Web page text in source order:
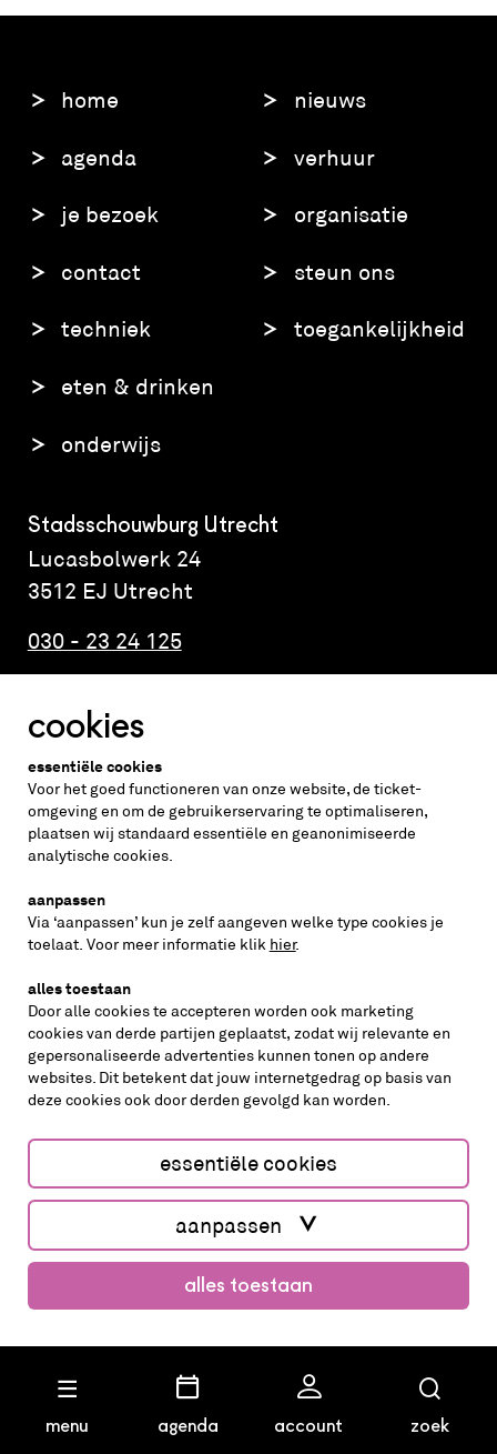
menu agenda account zoek
home
agenda
je bezoek
contact
techniek
eten & drinken
onderwijs
nieuws
verhuur
organisatie
steun ons
toegankelijkheid
Stadsschouwburg Utrecht
Lucasbolwerk 24
3512 EJ Utrecht
030 - 23 24 125
Altijd weten wat er speelt?
vraag de nieuwsbrief aan
inschrijven
volg ons op
cookies aanpassen cookies/privacy
Website by The Cre8ion.Lab
cookies
essentiële cookies
Voor het goed functioneren van onze website, de ticket-
omgeving en om de gebruikerservaring te optimaliseren,
plaatsen wij standaard essentiële en geanonimiseerde
analytische cookies.
aanpassen
Via ‘aanpassen’ kun je zelf aangeven welke type cookies je
toelaat. Voor meer informatie klik hier.
alles toestaan
Door alle cookies te accepteren worden ook marketing
cookies van derde partijen geplaatst, zodat wij relevante en
gepersonaliseerde advertenties kunnen tonen op andere
websites. Dit betekent dat jouw internetgedrag op basis van
deze cookies ook door derden gevolgd kan worden.
essentiële cookies
aanpassen
alles toestaan